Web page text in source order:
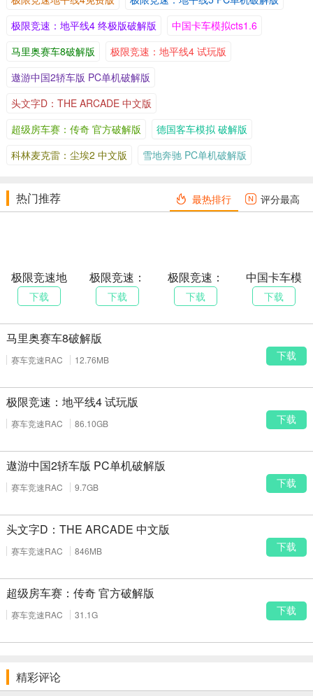
极限竞速：地平线4 终极版破解版
中国卡车模拟cts1.6
马里奥赛车8破解版
极限竞速：地平线4 试玩版
遨游中国2轿车版 PC单机破解版
头文字D：THE ARCADE 中文版
超级房车赛：传奇 官方破解版
德国客车模拟 破解版
科林麦克雷：尘埃2 中文版
雪地奔驰 PC单机破解版
热门推荐 最热排行 评分最高
极限竞速地
平线4免费版
下载
极限竞速：
地平线5 PC
单机破解版
下载
极限竞速：
地平线4 终极
版破解版
下载
中国卡车模
拟cts1.6
下载
马里奥赛车8破解版
赛车竞速RAC 12.76MB 下载
极限竞速：地平线4 试玩版
赛车竞速RAC 86.10GB 下载
遨游中国2轿车版 PC单机破解版
赛车竞速RAC 9.7GB 下载
头文字D：THE ARCADE 中文版
赛车竞速RAC 846MB 下载
超级房车赛：传奇 官方破解版
赛车竞速RAC 31.1G 下载
精彩评论